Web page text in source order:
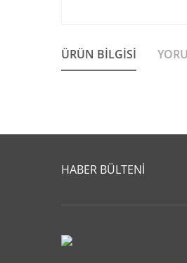
ÜRÜN BILGISI
Görüş ve önerileriniz için
Ürün açıklamasında eksik
HABER BÜLTENİ